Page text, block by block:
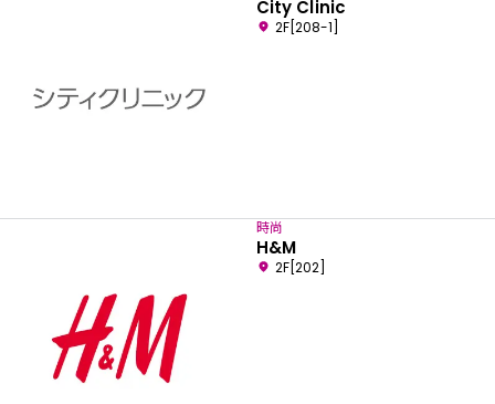
City Clinic
2F[208-1]
時尚
H&M
2F[202]